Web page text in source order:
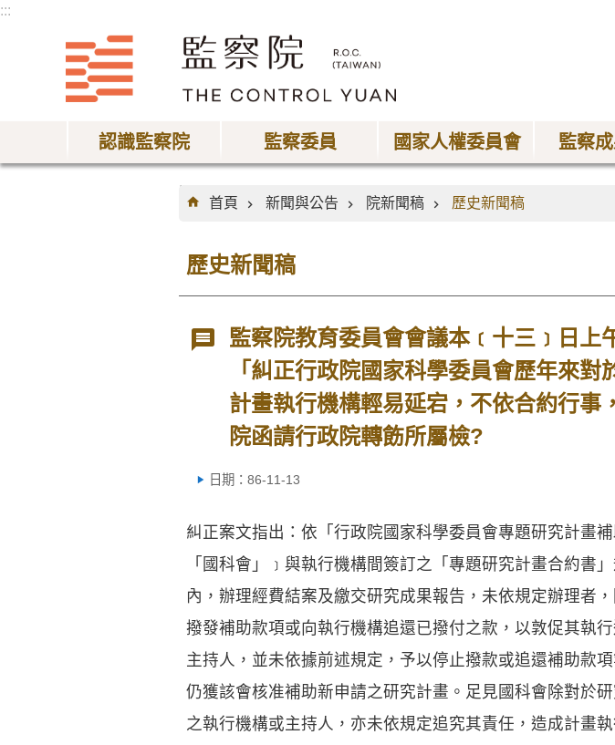
:::
認識監察院 監察委員 國家人權委員會 監察
:::
首頁
新聞與公告 院新聞稿 歷史新聞稿
歷史新聞稿
監察院教育委員會會議本﹝十三﹞日上
「糾正行政院國家科學委員會歷年來
計畫執行機構輕易延宕，不依合約行
院函請行政院轉飭所屬檢?
日期：86-11-13
糾正案文指出：依「行政院國家科學委員會專題研究計畫
「國科會」﹞與執行機構間簽訂之「專題研究計畫合約書
內，辦理經費結案及繳交研究成果報告，未依規定辦理者
撥發補助款項或向執行機構追還已撥付之款，以敦促其執
主持人，並未依據前述規定，予以停止撥款或追還補助款
仍獲該會核准補助新申請之研究計畫。足見國科會除對於
之執行機構或主持人，亦未依規定追究其責任，造成計畫